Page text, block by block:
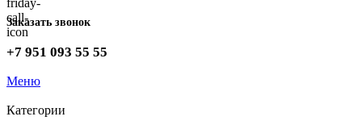
Заказать звонок
+7 951 093 55 55
Меню
Категории